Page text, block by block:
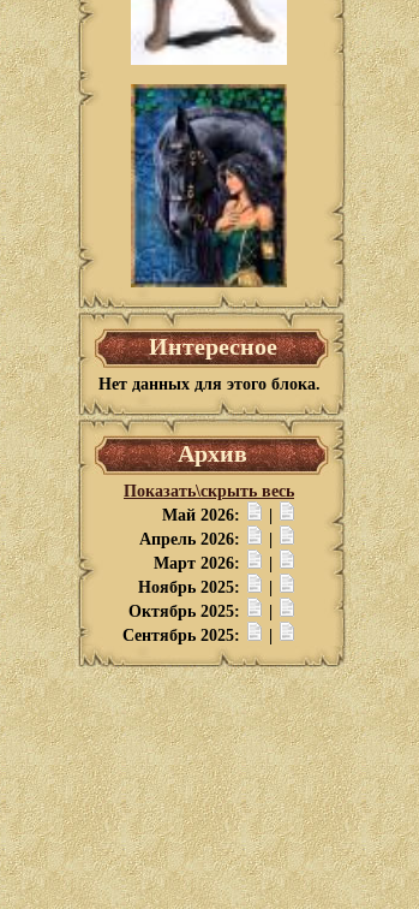
Интересное
Нет данных для этого блока.
Архив
Показать\скрыть весь
Май 2026:
Апрель 2026:
Март 2026:
Ноябрь 2025:
Октябрь 2025:
Сентябрь 2025: